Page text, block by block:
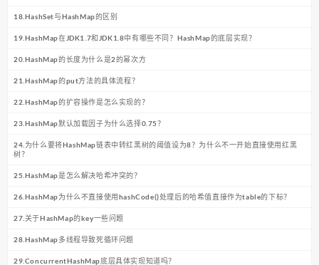
18.HashSet与HashMap的区别
19.HashMap在JDK1.7和JDK1.8中有哪些不同？HashMap的底层实现？
20.HashMap的长度为什么是2的幂次方
21.HashMap的put方法的具体流程？
22.HashMap的扩容操作是怎么实现的？
23.HashMap默认加载因子为什么选择0.75？
24.为什么要将HashMap链表中转红黑树的阈值设为8？为什么不一开始直接使用红黑
树？
25.HashMap是怎么解决哈希冲突的？
26.HashMap为什么不直接使用hashCode()处理后的哈希值直接作为table的下标？
27.关于HashMap的key一些问题
28.HashMap多线程导致死循环问题
29.ConcurrentHashMap底层具体实现知道吗？